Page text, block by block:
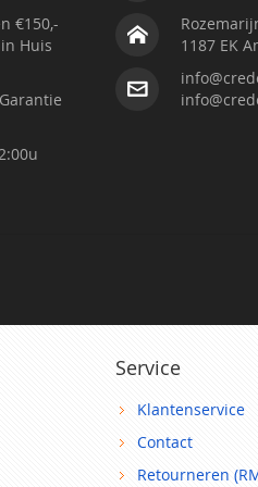
€150,-
Huis
1187 EK
Service
Klantenservice
Contact
Retourneren